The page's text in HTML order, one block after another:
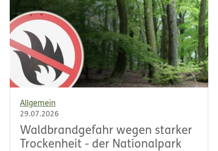
Allgemein
29.07.2026
Waldbrandgefahr wegen starker
Trockenheit - der Nationalpark